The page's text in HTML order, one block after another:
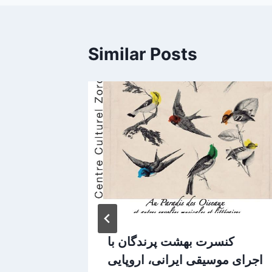
Similar Posts
کنسرت بهشت پرندگان با
اجرای موسیقی ایرانی، اروپایی